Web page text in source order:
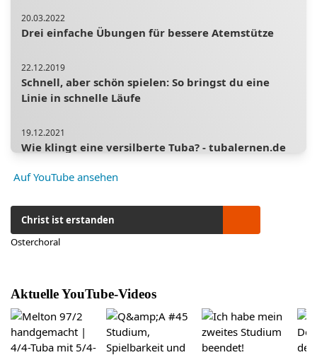
20.03.2022
Drei einfache Übungen für bessere Atemstütze
22.12.2019
Schnell, aber schön spielen: So bringst du eine
Linie in schnelle Läufe
19.12.2021
Wie klingt eine versilberte Tuba? - tubalernen.de
06.04.2019
der rotierenden Aufmerksamkeit
12.10.2018
27.03.2022
Absolutes Gehör - kann man es lernen?
Auf YouTube ansehen
Christ ist erstanden
Osterchoral
Aktuelle YouTube-Videos